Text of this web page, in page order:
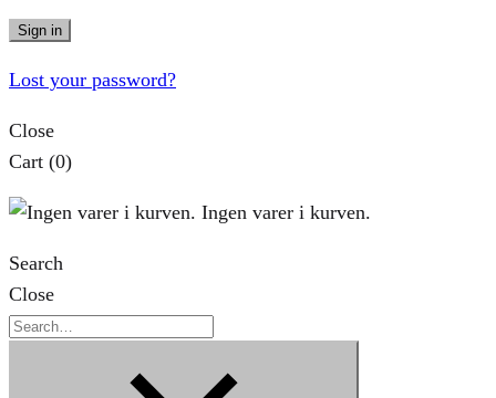
Sign in
Lost your password?
Close
Cart (0)
Ingen varer i kurven.
Search
Close
Search